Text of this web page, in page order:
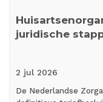
juridische
2 jul 2026
De Nederlandse